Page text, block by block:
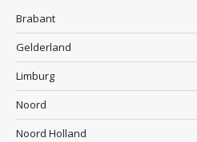
Brabant
Gelderland
Limburg
Noord
Noord Holland